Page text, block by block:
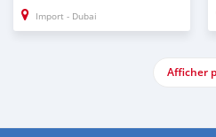
Import - Dubai
Afficher